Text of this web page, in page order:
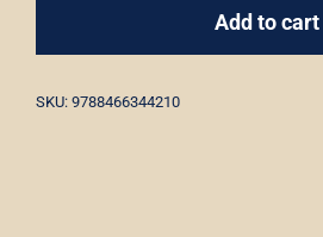
pasado
Add to cart
SKU: 9788466344210